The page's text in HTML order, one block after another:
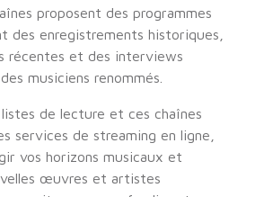
proposent des programmes
des enregistrements historiques,
récentes et des interviews
musiciens renommés.
de lecture et ces chaînes
services de streaming en ligne,
vos horizons musicaux et
œuvres et artistes